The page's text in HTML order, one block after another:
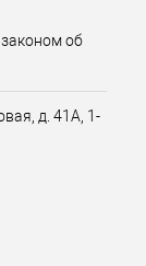
об
д. 41А, 1-